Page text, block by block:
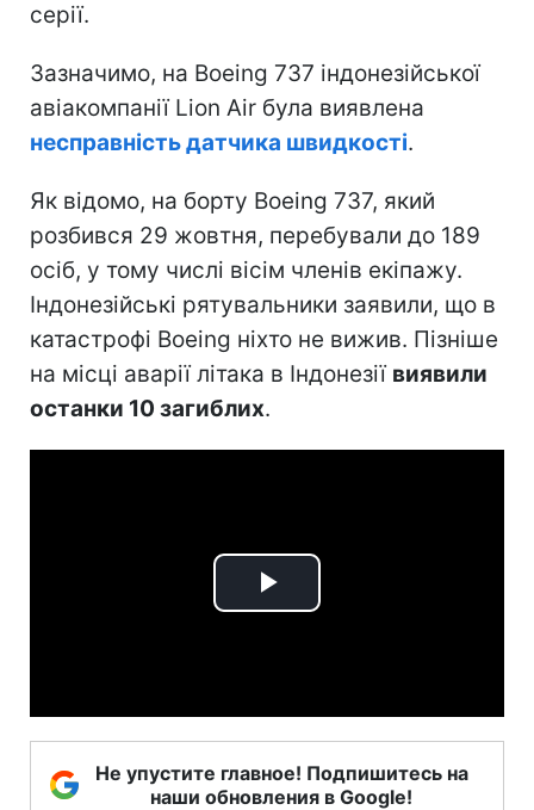
серії.
Зазначимо, на Boeing 737 індонезійської
авіакомпанії Lion Air була виявлена
несправність датчика швидкості.
Як відомо, на борту Boeing 737, який
розбився 29 жовтня, перебували до 189
осіб, у тому числі вісім членів екіпажу.
Індонезійські рятувальники заявили, що в
катастрофі Boeing ніхто не вижив. Пізніше
на місці аварії літака в Індонезії виявили
останки 10 загиблих.
Play
Не упустите главное! Подпишитесь на
наши обновления в Google!